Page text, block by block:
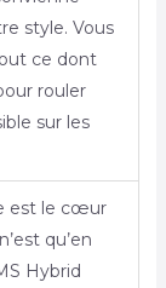
style. Vous
ce dont
rouler
sur les
est le cœur
qu’en
Hybrid